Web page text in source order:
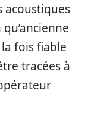
acoustiques
fois fiable
tracées à